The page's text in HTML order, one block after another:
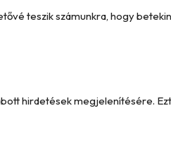
teszik számunkra, hogy
hirdetések megjelenítésére.